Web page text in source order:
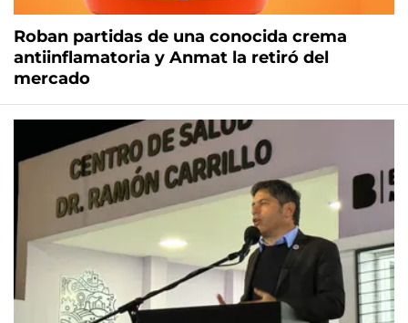
Roban partidas de una conocida crema
antiinflamatoria y Anmat la retiró del
mercado